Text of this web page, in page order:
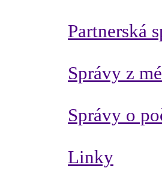
Partnerská
Správy z
Správy o
Linky